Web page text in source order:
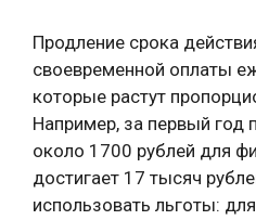
Продление срока
своевременной оплаты
которые растут
Например, за первый
около 1700 рублей для
достигает 17 тысяч
использовать льготы: